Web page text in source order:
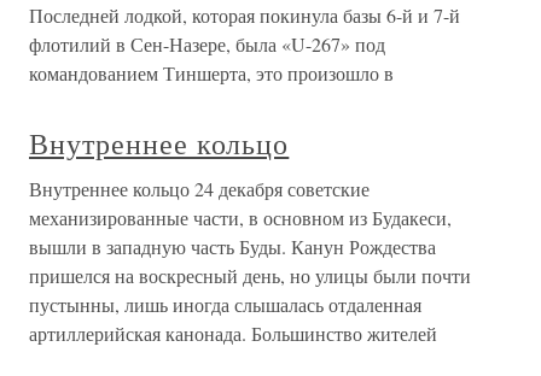
Последней лодкой, которая покинула базы 6-й и 7-й
флотилий в Сен-Назере, была «U-267» под
командованием Тиншерта, это произошло в
Внутреннее кольцо
Внутреннее кольцо 24 декабря советские
механизированные части, в основном из Будакеси,
вышли в западную часть Буды. Канун Рождества
пришелся на воскресный день, но улицы были почти
пустынны, лишь иногда слышалась отдаленная
артиллерийская канонада. Большинство жителей